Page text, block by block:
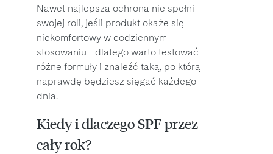
Nawet najlepsza ochrona nie spełni
swojej roli, jeśli produkt okaże się
niekomfortowy w codziennym
stosowaniu - dlatego warto testować
różne formuły i znaleźć taką, po którą
naprawdę będziesz sięgać każdego
dnia.
Kiedy i dlaczego SPF przez
cały rok?